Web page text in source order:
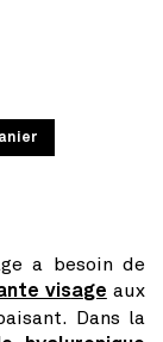
a besoin de
visage aux
Dans la